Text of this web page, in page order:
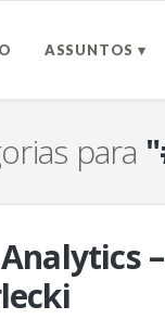
ASSUNTOS ▾
para